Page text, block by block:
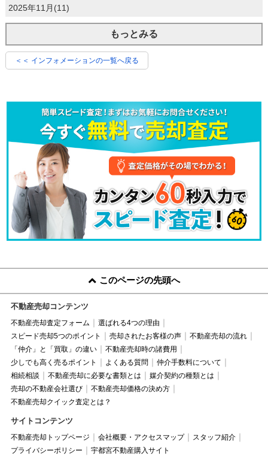
2025年11月(11)
もっとみる
＜＜ インフォメーションの一覧へ戻る
このページの先頭へ
不動産売却コンテンツ
不動産売却査定フォーム
選ばれる4つの理由
スピード売却5つのポイント
売却されたお客様の声
不動産売却の流れ
「仲介」と「買取」の違い
不動産売却時の諸費用
少しでも高く売るポイント
よくある質問
仲介手数料について
相続相談
不動産売却に必要な書類とは
媒介契約の種類とは
売却の不動産会社選び
不動産売却価格の決め方
不動産売却クイック査定とは？
サイトコンテンツ
不動産売却トップページ 会社概要・アクセスマップ
スタッフ紹介
プライバシーポリシー
宇都宮不動産購入サイト